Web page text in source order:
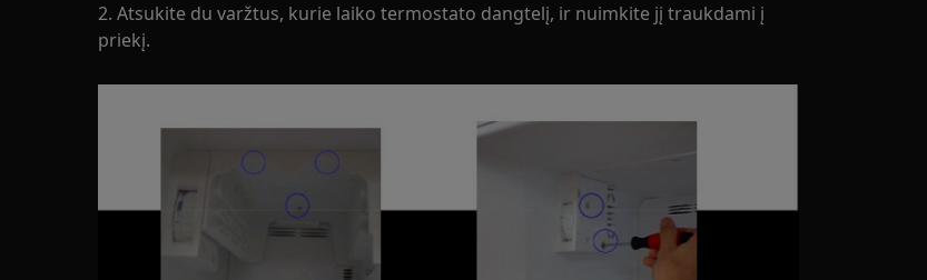
2. Atsukite du varžtus, kurie laiko termostato dangtelį, ir nuimkite jį traukdami į
priekį.